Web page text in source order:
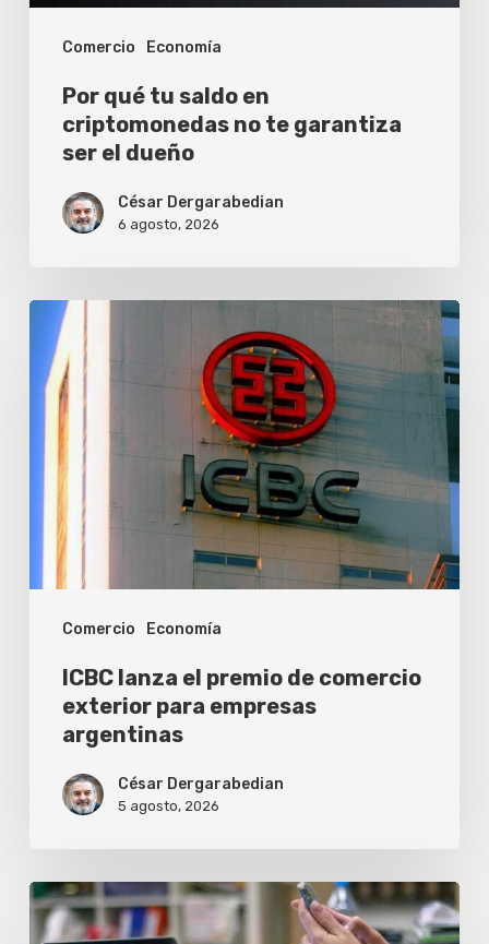
Comercio Economía
garantiza
dueño
Por qué tu saldo en
criptomonedas no te garantiza
ser el dueño
César Dergarabedian
6 agosto, 2026
Comercio Economía
ICBC
lanza
premio
comercio
exterior
para
empresas
argentinas
ICBC lanza el premio de comercio
exterior para empresas
argentinas
César Dergarabedian
5 agosto, 2026
Una
inteligencia